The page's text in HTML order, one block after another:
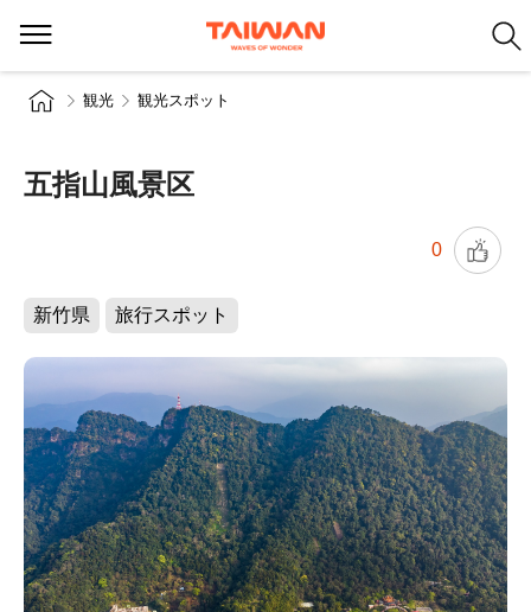
観光 観光スポット
五指山風景区
0
新竹県 旅行スポット